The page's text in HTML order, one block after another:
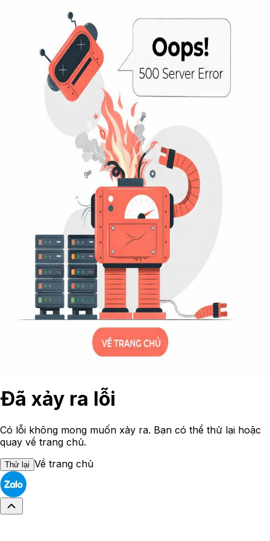
Đã xảy ra lỗi
Có lỗi không mong muốn xảy ra. Bạn có thể thử lại hoặc
quay về trang chủ.
Thử lại Về trang chủ